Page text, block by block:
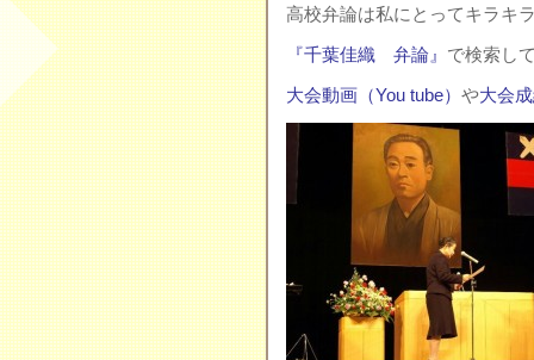
高校弁論は私にとってキラキ
『千葉佳織 弁論』 で検索し
大会動画（You tube） や大会